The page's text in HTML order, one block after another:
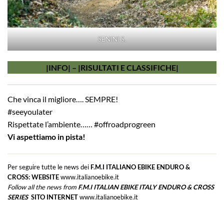
SENINI S.
|INFO| – |RISULTATI E CLASSIFICHE|
Che vinca il migliore…. SEMPRE!
#seeyoulater
Rispettate l’ambiente…… #offroadprogreen
Vi aspettiamo in pista!
Per seguire tutte le news dei F.M.I ITALIANO EBIKE ENDURO &
CROSS:WEBSITEwww.italianoebike.it
Follow all the news from F.M.I ITALIAN EBIKE ITALY ENDURO & CROSS
SERIES SITO INTERNETwww.italianoebike.it